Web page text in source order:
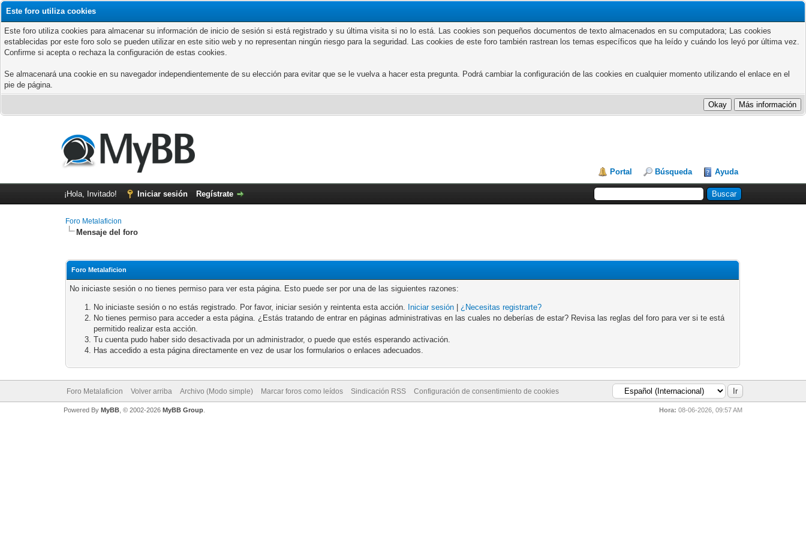
Este foro utiliza cookies
Este foro utiliza cookies para almacenar su información de inicio de sesión si está registrado y su última visita si no lo está. Las cookies son pequeños documentos de texto almacenados en su computadora; Las cookies
establecidas por este foro solo se pueden utilizar en este sitio web y no representan ningún riesgo para la seguridad. Las cookies de este foro también rastrean los temas específicos que ha leído y cuándo los leyó por última vez.
Confirme si acepta o rechaza la configuración de estas cookies.
Se almacenará una cookie en su navegador independientemente de su elección para evitar que se le vuelva a hacer esta pregunta. Podrá cambiar la configuración de las cookies en cualquier momento utilizando el enlace en el
pie de página.
Portal Búsqueda Ayuda
¡Hola, Invitado! Iniciar sesión Regístrate
Foro Metalaficion
Mensaje del foro
Foro Metalaficion
No iniciaste sesión o no tienes permiso para ver esta página. Esto puede ser por una de las siguientes razones:
No iniciaste sesión o no estás registrado. Por favor, iniciar sesión y reintenta esta acción. Iniciar sesión |¿Necesitas registrarte?
No tienes permiso para acceder a esta página. ¿Estás tratando de entrar en páginas administrativas en las cuales no deberías de estar? Revisa las reglas del foro para ver si te está
permitido realizar esta acción.
Tu cuenta pudo haber sido desactivada por un administrador, o puede que estés esperando activación.
Has accedido a esta página directamente en vez de usar los formularios o enlaces adecuados.
Foro Metalaficion Volver arriba Archivo (Modo simple) Marcar foros como leídos Sindicación RSS Configuración de consentimiento de cookies
Hora: 08-06-2026, 09:57 AM
Powered By MyBB, © 2002-2026 MyBB Group.